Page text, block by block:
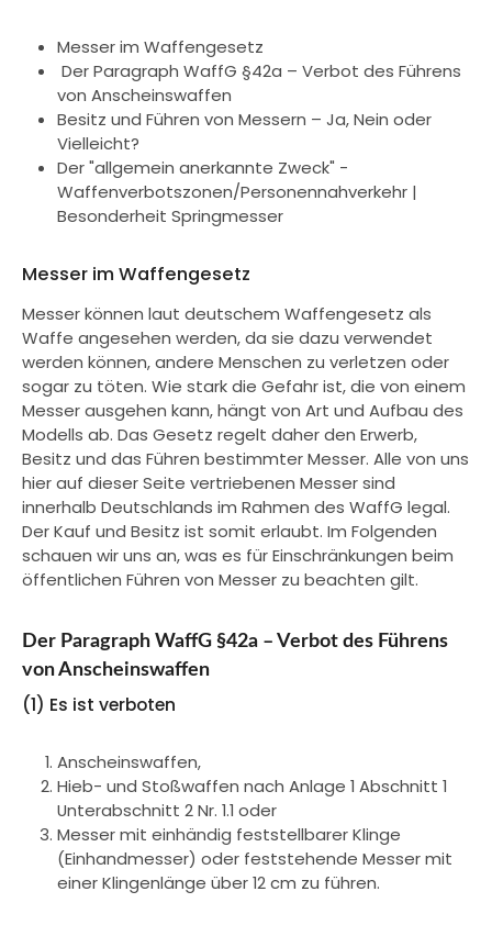
Messer im Waffengesetz
Der Paragraph WaffG §42a – Verbot des Führens
von Anscheinswaffen
Besitz und Führen von Messern – Ja, Nein oder
Vielleicht?
Der "allgemein anerkannte Zweck" -
Waffenverbotszonen/Personennahverkehr |
Besonderheit Springmesser
Messer im Waffengesetz
Messer können laut deutschem Waffengesetz als
Waffe angesehen werden, da sie dazu verwendet
werden können, andere Menschen zu verletzen oder
sogar zu töten. Wie stark die Gefahr ist, die von einem
Messer ausgehen kann, hängt von Art und Aufbau des
Modells ab. Das Gesetz regelt daher den Erwerb,
Besitz und das Führen bestimmter Messer. Alle von uns
hier auf dieser Seite vertriebenen Messer sind
innerhalb Deutschlands im Rahmen des WaffG legal.
Der Kauf und Besitz ist somit erlaubt. Im Folgenden
schauen wir uns an, was es für Einschränkungen beim
öffentlichen Führen von Messer zu beachten gilt.
Der Paragraph WaffG §42a – Verbot des Führens
von Anscheinswaffen
(1) Es ist verboten
Anscheinswaffen,
Hieb- und Stoßwaffen nach Anlage 1 Abschnitt 1
Unterabschnitt 2 Nr. 1.1 oder
Messer mit einhändig feststellbarer Klinge
(Einhandmesser) oder feststehende Messer mit
einer Klingenlänge über 12 cm zu führen.